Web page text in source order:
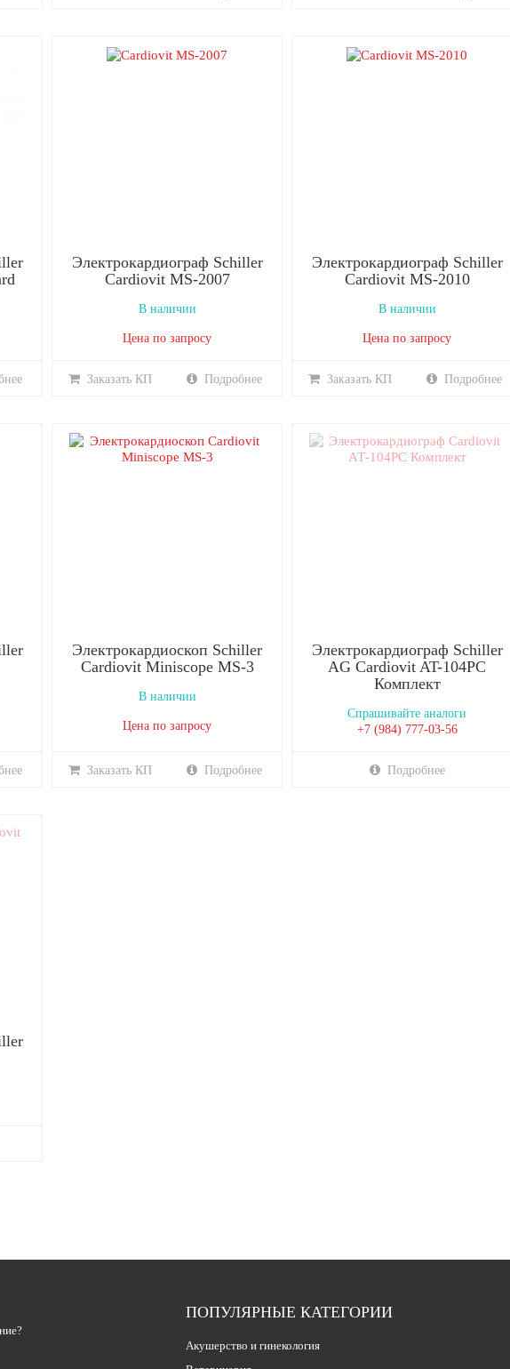
Электрокардиограф Schiller
Cardiovit MS-2007
В наличии
Цена по запросу
Заказать КП Подробнее
Электрокардиограф Schiller
Cardiovit MS-2010
В наличии
Цена по запросу
Заказать КП Подробнее
Электрокардиоскоп Schiller
Cardiovit Miniscope МS-3
В наличии
Цена по запросу
Заказать КП Подробнее
Электрокардиограф Schiller
AG Cardiovit AT-104PC
Комплект
Спрашивайте аналоги
+7 (984) 777-03-56
Подробнее
ПОПУЛЯРНЫЕ КАТЕГОРИИ
Акушерство и гинекология